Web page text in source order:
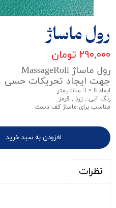
رول ماساژ
۲۹۰,۰۰۰ تومان
رول ماساژ MassageRoll
جهت ایجاد تحریکات حسی
ابعاد 8 × 3 سانتیمتر
رنگ آبی , زرد , قرمز
مناسب برای ماساژ کف دست
افزودن به سبد خرید
نظرات